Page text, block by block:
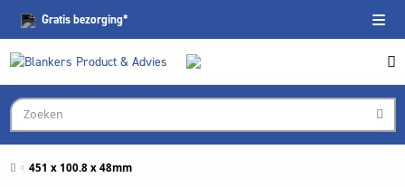
Gratisbezorging*
451 x 100.8 x 48mm